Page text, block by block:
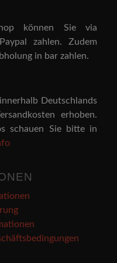
können Sie via
zahlen. Zudem
in bar zahlen.
Deutschlands
erhoben.
schauen Sie bitte in